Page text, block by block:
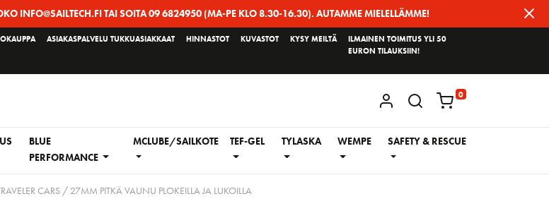
INFO@SAILTECH.FI TAI SOITA 09 6824950 (MA-PE KLO 8.30-16.30). AUTAMME MIELELLÄMME!
ASIAKASPALVELU TUKKUASIAKKAAT HINNASTOT KUVASTOT KYSY MEILTÄ
ILMAINEN TOIMITUS YLI 50
EURON TILAUKSIIN!
KIRJAUDU / REKISTERÖIDY
0
BLUE
PERFORMANCE
MCLUBE/SAILKOTE TEF-GEL TYLASKA WEMPE SAFETY & RESCUE
CARS/ 27MM PITKÄ VAUNU PLOKEILLA JA LUKOILLA